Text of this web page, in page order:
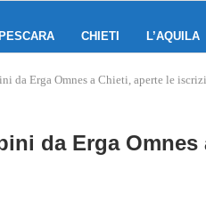
CHIETI L’AQUILA
da Erga Omnes a Chieti, aperte le
da Erga Omnes